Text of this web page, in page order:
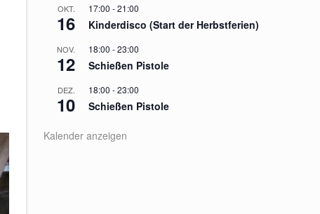
OKT.
16
17:00 -21:00
Kinderdisco (Start der Herbstferien)
NOV.
12
18:00 -23:00
Schießen Pistole
DEZ.
10
18:00 -23:00
Schießen Pistole
Kalender anzeigen